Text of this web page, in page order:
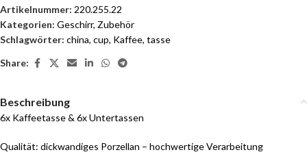
Artikelnummer: 220.255.22
Kategorien: Geschirr, Zubehör
Schlagwörter: china, cup, Kaffee, tasse
Share:
Beschreibung
6x Kaffeetasse & 6x Untertassen
Qualität: dickwandiges Porzellan – hochwertige Verarbeitung